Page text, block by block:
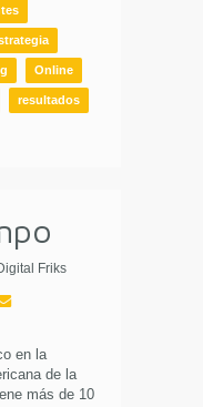
Online
resultados
Friks
en la
de la
más de 10